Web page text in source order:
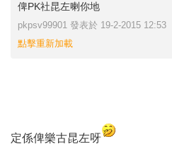
俾PK社昆左喇你地
pkpsv99901 發表於 19-2-2015 12:53
點擊重新加載
定係俾樂古昆左呀